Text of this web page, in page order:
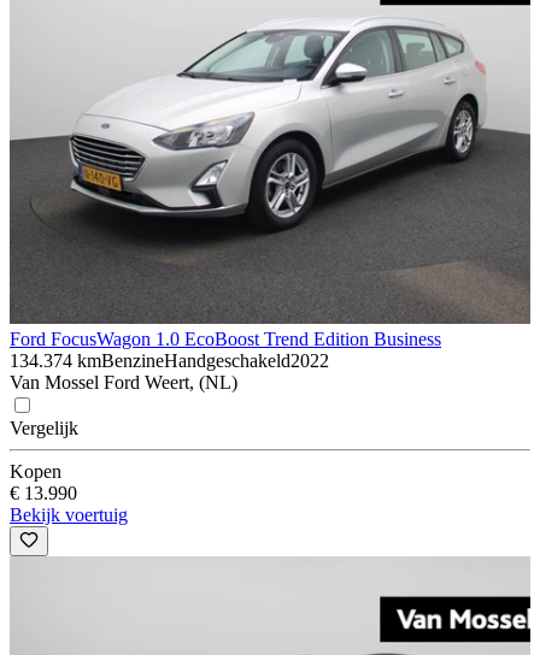
Ford FocusWagon 1.0 EcoBoost Trend Edition Business
134.374 kmBenzineHandgeschakeld2022
Van Mossel Ford Weert, (NL)
Vergelijk
Kopen
€ 13.990
Bekijk voertuig